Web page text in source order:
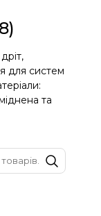
для систем
та